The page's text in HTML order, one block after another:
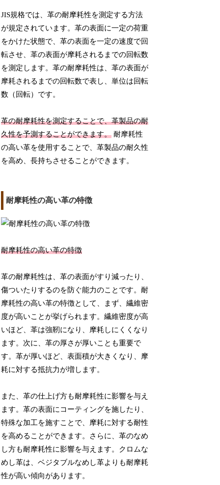
JIS規格では、革の耐摩耗性を測定する方法
が規定されています。革の表面に一定の荷重
をかけた状態で、革の表面を一定の速度で回
転させ、革の表面が摩耗されるまでの回転数
を測定します。革の耐摩耗性は、革の表面が
摩耗されるまでの回転数で表し、単位は回転
数（回転）です。
革の耐摩耗性を測定することで、革製品の耐
久性を予測することができます。 耐摩耗性
の高い革を使用することで、革製品の耐久性
を高め、長持ちさせることができます。
耐摩耗性の高い革の特徴
耐摩耗性の高い革の特徴
革の耐摩耗性は、革の表面がすり減ったり、
傷ついたりするのを防ぐ能力のことです。耐
摩耗性の高い革の特徴として、まず、繊維密
度が高いことが挙げられます。繊維密度が高
いほど、革は強靭になり、摩耗しにくくなり
ます。次に、革の厚さが厚いことも重要で
す。革が厚いほど、表面積が大きくなり、摩
耗に対する抵抗力が増します。
また、革の仕上げ方も耐摩耗性に影響を与え
ます。革の表面にコーティングを施したり、
特殊な加工を施すことで、摩耗に対する耐性
を高めることができます。さらに、革のなめ
し方も耐摩耗性に影響を与えます。クロムな
めし革は、ベジタブルなめし革よりも耐摩耗
性が高い傾向があります。